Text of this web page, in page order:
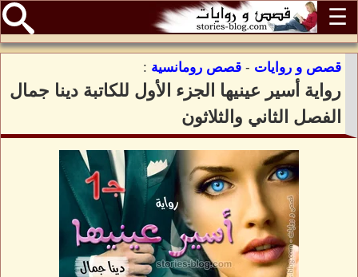
☰
قصص و روايات - قصص رومانسية :
رواية أسير عينيها الجزء الأول للكاتبة دينا جمال
الفصل الثاني والثلاثون